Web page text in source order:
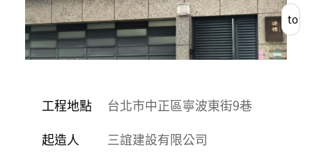
工程地點
台北市中正區寧波東街9巷
起造人
三誼建設有限公司
to
List